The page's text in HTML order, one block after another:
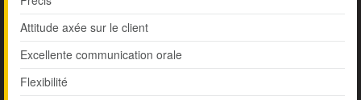
Attitude axée sur le client
Excellente communication orale
Flexibilité